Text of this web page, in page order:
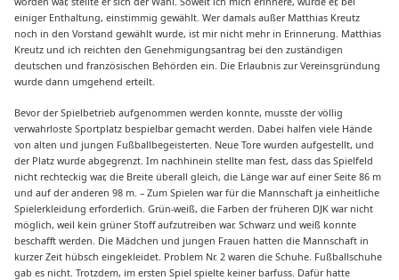
einiger Enthaltung, einstimmig gewählt. Wer damals außer Matthias Kreutz
noch in den Vorstand gewählt wurde, ist mir nicht mehr in Erinnerung. Matthias
Kreutz und ich reichten den Genehmigungsantrag bei den zuständigen
deutschen und französischen Behörden ein. Die Erlaubnis zur Vereinsgründung
wurde dann umgehend erteilt.
Bevor der Spielbetrieb aufgenommen werden konnte, musste der völlig
verwahrloste Sportplatz bespielbar gemacht werden. Dabei halfen viele Hände
von alten und jungen Fußballbegeisterten. Neue Tore wurden aufgestellt, und
der Platz wurde abgegrenzt. Im nachhinein stellte man fest, dass das Spielfeld
nicht rechteckig war, die Breite überall gleich, die Länge war auf einer Seite 86 m
und auf der anderen 98 m. – Zum Spielen war für die Mannschaft ja einheitliche
Spielerkleidung erforderlich. Grün-weiß, die Farben der früheren DJK war nicht
möglich, weil kein grüner Stoff aufzutreiben war. Schwarz und weiß konnte
beschafft werden. Die Mädchen und jungen Frauen hatten die Mannschaft in
kurzer Zeit hübsch eingekleidet. Problem Nr. 2 waren die Schuhe. Fußballschuhe
gab es nicht. Trotzdem, im ersten Spiel spielte keiner barfuss. Dafür hatte